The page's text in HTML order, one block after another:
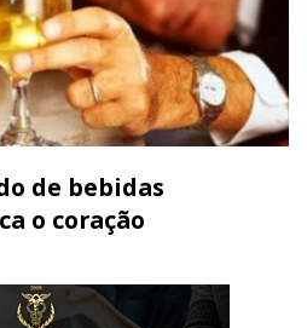
de bebidas
o coração